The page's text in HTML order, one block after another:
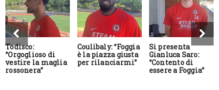
Todisco:
“Orgoglioso di
vestire la maglia
rossonera”
Coulibaly: “Foggia
è la piazza giusta
per rilanciarmi”
Si presenta
Gianluca Saro:
“Contento di
essere a Foggia”